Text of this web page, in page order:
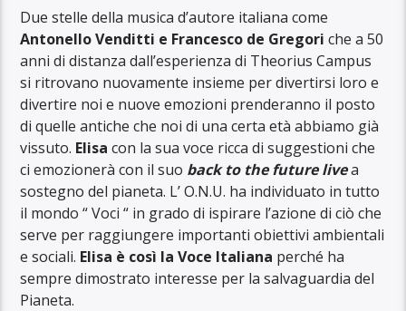
Due stelle della musica d’autore italiana come
Antonello Venditti e Francesco de Gregori che a 50
anni di distanza dall’esperienza di Theorius Campus
si ritrovano nuovamente insieme per divertirsi loro e
divertire noi e nuove emozioni prenderanno il posto
di quelle antiche che noi di una certa età abbiamo già
vissuto. Elisa con la sua voce ricca di suggestioni che
ci emozionerà con il suo back to the future livea
sostegno del pianeta. L’ O.N.U. ha individuato in tutto
il mondo “ Voci “ in grado di ispirare l’azione di ciò che
serve per raggiungere importanti obiettivi ambientali
e sociali. Elisa è così la Voce Italiana perché ha
sempre dimostrato interesse per la salvaguardia del
Pianeta.